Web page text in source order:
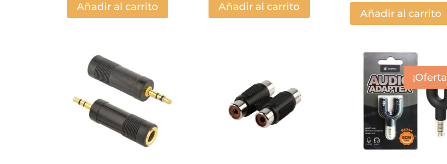
Añadir al carrito Añadir al carrito
Añadir al carrito